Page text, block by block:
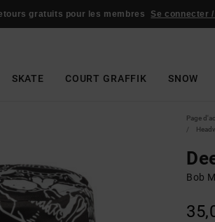
gratuits pour les membres Se connecter
SKATE COURT GRAFFIK SNOW
Page
Bob